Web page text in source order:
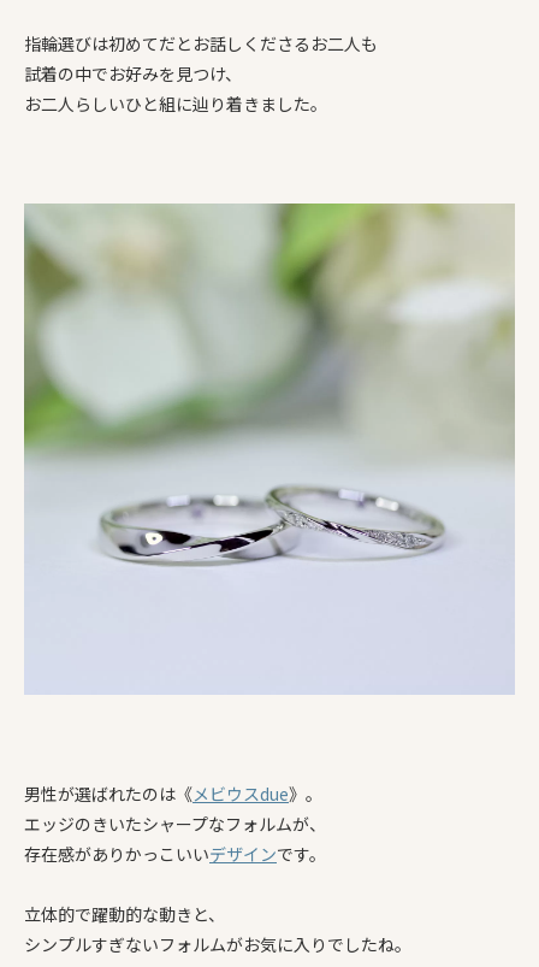
指輪選びは初めてだとお話しくださるお二人も
試着の中でお好みを見つけ、
お二人らしいひと組に辿り着きました。
男性が選ばれたのは《メビウスdue》。
エッジのきいたシャープなフォルムが、
存在感がありかっこいいデザインです。
立体的で躍動的な動きと、
シンプルすぎないフォルムがお気に入りでしたね。